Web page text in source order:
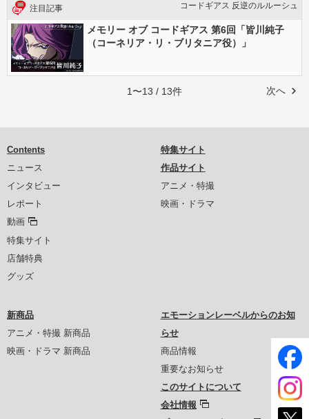
注目記事 コードギアス 反逆のルルーシュ
メモリー オブ コードギアス 第6回「皆川純子
（コーネリア・リ・ブリタニア役）」
次へ
1〜13 / 13件
Contents
ニュース
インタビュー
レポート
動画
特集サイト
店舗特典
グッズ
特集サイト
作品サイト
アニメ・特撮
映画・ドラマ
新商品
アニメ・特撮 新商品
映画・ドラマ 新商品
エモーションレーベルからのお知
らせ
商品情報
重要なお知らせ
このサイトについて
会社情報